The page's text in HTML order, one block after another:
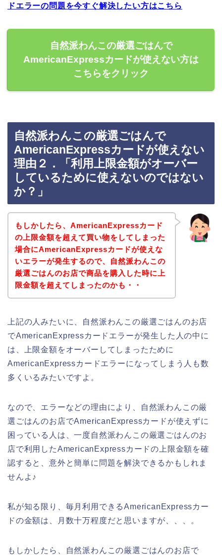
ドエラーの問題を今すぐ解決したい方はこちら
自然派わんこの厳選ごはんで
AmericanExpressカードが使えない方は
こちらをクリック
自然派わんこの厳選ごはんで
AmericanExpressカードが使えない
理由２．「利用上限金額がオーバー
しているために使えないのではない
か？」
もしかしたら、AmericanExpressカード
の上限金額を超えて買い物をしてしまった
場合にAmericanExpressカードが使えな
いエラーが発生するので、自然派わんこの
厳選ごはんのお店で商品を購入した時に上
限金額を超えてしまったのかも・・
上記の人みたいに、自然派わんこの厳選ごはんのお店
でAmericanExpressカードエラーが発生した人の中に
は、上限金額をオーバーしてしまったために
AmericanExpressカードエラーになってしまう人も数
多くいるみたいですよ。
なので、エラーなどの理由により、自然派わんこの厳
選ごはんのお店でAmericanExpressカードが使えずに
困っている人は、一度自然派わんこの厳選ごはんのお
店で利用したAmericanExpressカードの上限金額を確
認すると、意外と簡単に問題を解決できるかもしれま
せんよ♪
私が知る限り、毎月利用できるAmericanExpressカー
ドの金額は、月数十万程度だと思いますが、、、。
もしかしたら、自然派わんこの厳選ごはんのお店で